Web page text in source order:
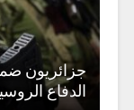
جزائريون
الدفاع